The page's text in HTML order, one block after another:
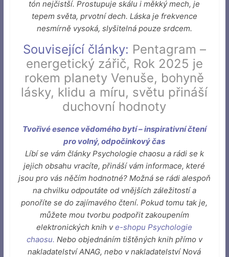
tón nejčistší. Prostupuje skálu i měkký mech, je
tepem světa, prvotní dech. Láska je frekvence
nesmírně vysoká, slyšitelná pouze srdcem.
Související články: Pentagram –
energetický zářič, Rok 2025 je
rokem planety Venuše, bohyně
lásky, klidu a míru, světu přináší
duchovní hodnoty
Tvořivé esence vědomého bytí – inspirativní čtení
pro volný, odpočinkový čas
Líbí se vám články Psychologie chaosu a rádi se k
jejich obsahu vracíte, přináší vám informace, které
jsou pro vás něčím hodnotné? Možná se rádi alespoň
na chvilku odpoutáte od vnějších záležitostí a
ponoříte se do zajímavého čtení. Pokud tomu tak je,
můžete mou tvorbu podpořit zakoupením
elektronických knih ve-shopu Psychologie
chaosu. Nebo objednáním tištěných knih přímo v
nakladatelství ANAG, nebo v nakladatelství Nová